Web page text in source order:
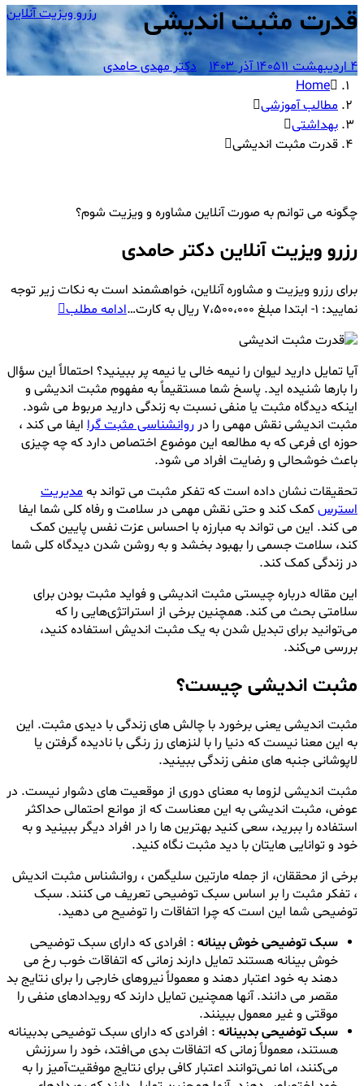
رزرو ویزیت آنلاین قدرت مثبت اندیشی
۴ اردیبهشت ۱۴۰۵ ۱۱ آذر ۱۴۰۳
دکتر مهدی حامدی
Home
مطالب آموزشی
بهداشتی
قدرت مثبت اندیشی
چگونه می توانم به صورت آنلاین مشاوره و ویزیت شوم؟
رزرو ویزیت آنلاین دکتر حامدی
برای رزرو ویزیت و مشاوره آنلاین، خواهشمند است به نکات زیر توجه
نمایید: ۱- ابتدا مبلغ ۷،۵۰۰،۰۰۰ ریال به کارت…
ادامه مطلبرزرو
دکتر
حامدی
آیا تمایل دارید لیوان را نیمه خالی یا نیمه پر ببینید؟ احتمالاً این سؤال
را بارها شنیده اید. پاسخ شما مستقیماً به مفهوم مثبت اندیشی و
اینکه دیدگاه مثبت یا منفی نسبت به زندگی دارید مربوط می شود.
مثبت اندیشی نقش مهمی را در روانشناسی مثبت گرا ایفا می کند ،
حوزه ای فرعی که به مطالعه این موضوع اختصاص دارد که چه چیزی
باعث خوشحالی و رضایت افراد می شود.
تحقیقات نشان داده است که تفکر مثبت می تواند بهمدیریت
استرسکمک کند و حتی نقش مهمی در سلامت و رفاه کلی شما ایفا
می کند. این می تواند به مبارزه با احساس عزت نفس پایین کمک
کند، سلامت جسمی را بهبود بخشد و به روشن شدن دیدگاه کلی شما
در زندگی کمک کند.
این مقاله درباره چیستی مثبت اندیشی و فواید مثبت بودن برای
سلامتی بحث می کند. همچنین برخی از استراتژی‌هایی را که
می‌توانید برای تبدیل شدن به یک مثبت اندیش استفاده کنید،
بررسی می‌کند.
مثبت اندیشی چیست؟
مثبت اندیشی یعنی برخورد با چالش های زندگی با دیدی مثبت. این
به این معنا نیست که دنیا را با لنزهای رز رنگی با نادیده گرفتن یا
لاپوشانی جنبه های منفی زندگی ببینید.
مثبت اندیشی لزوما به معنای دوری از موقعیت های دشوار نیست. در
عوض، مثبت اندیشی به این معناست که از موانع احتمالی حداکثر
استفاده را ببرید، سعی کنید بهترین ها را در افراد دیگر ببینید و به
خود و توانایی هایتان با دید مثبت نگاه کنید.
برخی از محققان، از جمله مارتین سلیگمن ، روانشناس مثبت اندیش
، تفکر مثبت را بر اساس سبک توضیحی تعریف می کنند. سبک
توضیحی شما این است که چرا اتفاقات را توضیح می دهید.
سبک توضیحی خوش بینانه : افرادی که دارای سبک توضیحی
خوش بینانه هستند تمایل دارند زمانی که اتفاقات خوب رخ می
دهند به خود اعتبار دهند و معمولاً نیروهای خارجی را برای نتایج بد
مقصر می دانند. آنها همچنین تمایل دارند که رویدادهای منفی را
موقتی و غیر معمول ببینند.
سبک توضیحی بدبینانه : افرادی که دارای سبک توضیحی بدبینانه
هستند، معمولاً زمانی که اتفاقات بدی می‌افتد، خود را سرزنش
می‌کنند، اما نمی‌توانند اعتبار کافی برای نتایج موفقیت‌آمیز را به